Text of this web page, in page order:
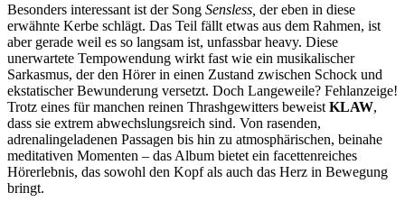
Besonders interessant ist der Song Sensless, der eben in diese
erwähnte Kerbe schlägt. Das Teil fällt etwas aus dem Rahmen, ist
aber gerade weil es so langsam ist, unfassbar heavy. Diese
unerwartete Tempowendung wirkt fast wie ein musikalischer
Sarkasmus, der den Hörer in einen Zustand zwischen Schock und
ekstatischer Bewunderung versetzt. Doch Langeweile? Fehlanzeige!
Trotz eines für manchen reinen Thrashgewitters beweist KLAW,
dass sie extrem abwechslungsreich sind. Von rasenden,
adrenalingeladenen Passagen bis hin zu atmosphärischen, beinahe
meditativen Momenten – das Album bietet ein facettenreiches
Hörerlebnis, das sowohl den Kopf als auch das Herz in Bewegung
bringt.